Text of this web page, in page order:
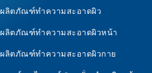
ผลิตภัณฑ์ทำความสะอาดผิว
ผลิตภัณฑ์ทำความสะอาดผิวหน้า
ผลิตภัณฑ์ทำความสะอาดผิวกาย